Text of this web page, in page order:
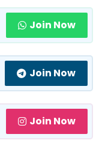
Join Now
Join Now
Join Now